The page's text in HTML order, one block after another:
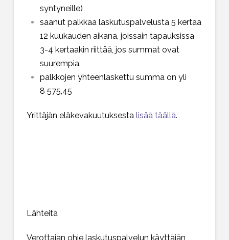
syntyneille)
saanut palkkaa laskutuspalvelusta 5 kertaa
12 kuukauden aikana, joissain tapauksissa
3-4 kertaakin riittää, jos summat ovat
suurempia.
palkkojen yhteenlaskettu summa on yli
8 575,45
Yrittäjän eläkevakuutuksesta lisää täällä.
Lähteitä
Verottajan ohje laskutuspalvelun käyttäjän